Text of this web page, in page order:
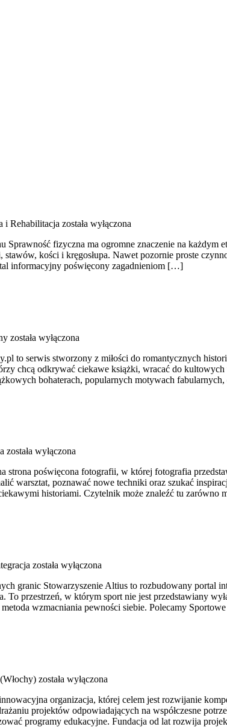
i Rehabilitacja została wyłączona
fizyczna ma ogromne znaczenie na każdym
kości i kręgosłupa. Nawet pozornie proste
informacyjny poświęcony zagadnieniom […]
została wyłączona
to serwis stworzony z miłości do romantycznych
chcą odkrywać ciekawe książki, wracać do
bohaterach, popularnych motywach
została wyłączona
strona poświęcona fotografii, w której fotografia
warsztat, poznawać nowe techniki oraz szukać
historiami. Czytelnik może znaleźć tu zarówno
została wyłączona
granic Stowarzyszenie Altius to rozbudowany
To przestrzeń, w którym sport nie jest przedstawiany
wzmacniania pewności siebie. Polecamy
została wyłączona
organizacja, której celem jest rozwijanie
projektów odpowiadających na współczesne
programy edukacyjne. Fundacja od lat rozwija